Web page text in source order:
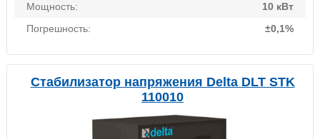
Мощность:
10 кВт
Погрешность:
±0,1%
Стабилизатор напряжения Delta DLT STK
110010